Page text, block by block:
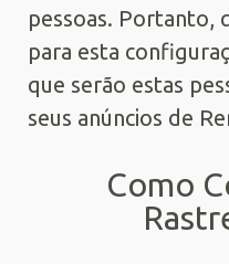
pessoas. Portanto,
para esta
que serão estas
seus anúncios de
Como